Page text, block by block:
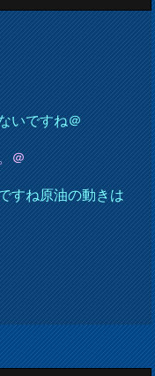
いですね＠
＠
すね原油の動きは